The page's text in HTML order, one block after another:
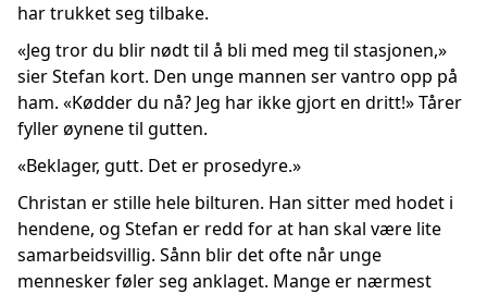
har trukket seg tilbake.
«Jeg tror du blir nødt til å bli med meg til stasjonen,»
sier Stefan kort. Den unge mannen ser vantro opp på
ham. «Kødder du nå? Jeg har ikke gjort en dritt!» Tårer
fyller øynene til gutten.
«Beklager, gutt. Det er prosedyre.»
Christan er stille hele bilturen. Han sitter med hodet i
hendene, og Stefan er redd for at han skal være lite
samarbeidsvillig. Sånn blir det ofte når unge
mennesker føler seg anklaget. Mange er nærmest